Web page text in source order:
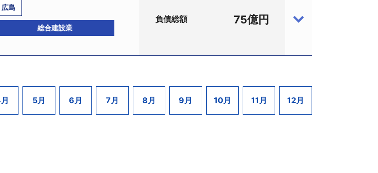
状況にあった。
らに資金繰り悪化が続き、今回の措置となった。
には大阪屋との統合までの間、スポンサーを依頼することとして了解を得てい
（平成26年6月民事再生、京都市、負債額227億8300万円）に次ぐ2番目の規模
の出資により設立された第三セクター。森林の公益的機能の増進や林業・山村
経営改善を講じてきたが、抜本的な解決には至らなかった。
過に陥っていることが判明した。木材価格が低迷する状況で債務の償還を行う
ことを決議した。
譲渡を行った後、29年3月末を以て解散する予定となっている。
－15、設立昭和38年4月、資本金951万4000円、代表清算人：南里政男氏）
。都内および埼玉県に多数の営業所を設け、豊富な品揃えときめ細かな対応に
少に歯止めがかからず、26年3月期には売上高約84億円にまで落ち込み、赤字が
のリコーソリューションズ中央（株）（TSR企業コード:290602246、台東
ンが東京多摩地区と埼玉県の顧客を引き継いだ。27年1月1日、存続期間満了に
広島
総合建設業
負債総額 75億円
、広島市中区十日市町1－1－9、設立昭和24年9月、資本金1000万円、
た。破産管財人には中井竜弁護士（弁護士法人広島総合法律会計事務所、同市
のインフラ整備や民需に伴う物件を多く手掛け、地場では有数のゼネコンと数
5月 6月 7月 8月 9月 10月 11月 12月